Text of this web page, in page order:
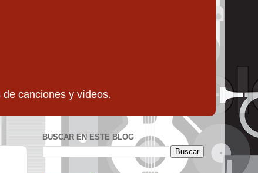
canciones y vídeos.
BUSCAR EN ESTE BLOG